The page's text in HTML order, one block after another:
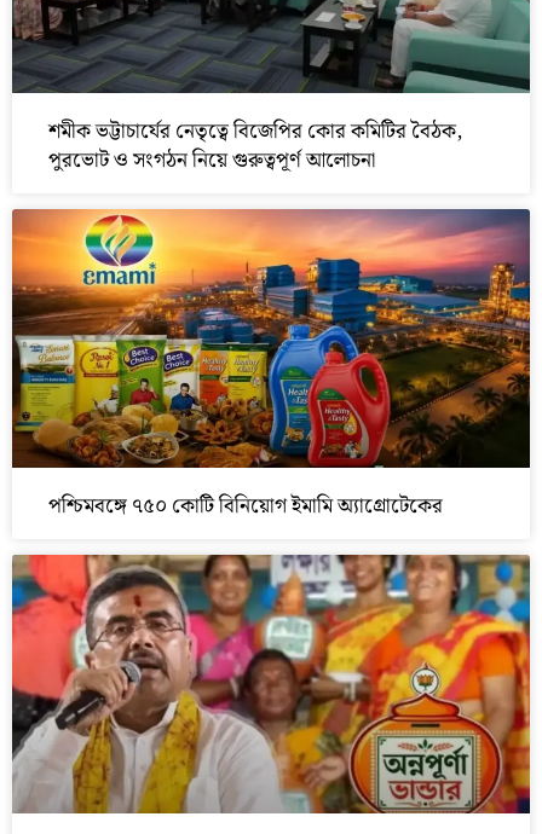
শমীক ভট্টাচার্যের নেতৃত্বে বিজেপির কোর কমিটির বৈঠক,
পুরভোট ও সংগঠন নিয়ে গুরুত্বপূর্ণ আলোচনা
পশ্চিমবঙ্গে ৭৫০ কোটি বিনিয়োগ ইমামি অ্যাগ্রোটেকের